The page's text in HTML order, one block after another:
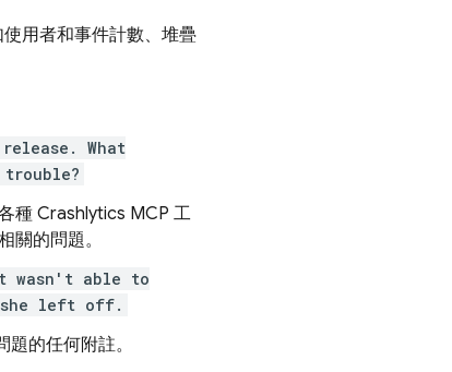
用者和事件計數、堆疊
What
種Crashlytics MCP 工
關的問題。
wasn't able to
she left off.
的任何附註。